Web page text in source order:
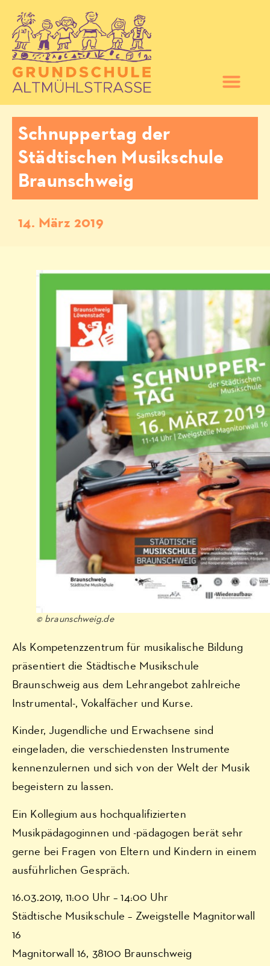
Schnuppertag der
Städtischen Musikschule
Braunschweig
14. März 2019
© braunschweig.de
Als Kompetenzzentrum für musikalische Bildung
präsentiert die Städtische Musikschule
Braunschweig aus dem Lehrangebot zahlreiche
Instrumental-, Vokalfächer und Kurse.
Kinder, Jugendliche und Erwachsene sind
eingeladen, die verschiedensten Instrumente
kennenzulernen und sich von der Welt der Musik
begeistern zu lassen.
Ein Kollegium aus hochqualifizierten
Musikpädagoginnen und -pädagogen berät sehr
gerne bei Fragen von Eltern und Kindern in einem
ausführlichen Gespräch.
16.03.2019, 11:00 Uhr – 14:00 Uhr
Städtische Musikschule – Zweigstelle Magnitorwall
16
Magnitorwall 16, 38100 Braunschweig